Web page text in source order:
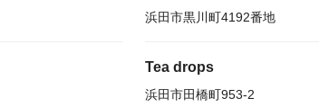
浜田市黒川町4192番地
Tea drops
浜田市田橋町953-2